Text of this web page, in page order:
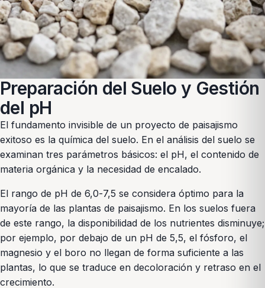
Preparación del Suelo y Gestión
del pH
El fundamento invisible de un proyecto de paisajismo
exitoso es la química del suelo. En el análisis del suelo se
examinan tres parámetros básicos: el pH, el contenido de
materia orgánica y la necesidad de encalado.
El rango de pH de 6,0-7,5 se considera óptimo para la
mayoría de las plantas de paisajismo. En los suelos fuera
de este rango, la disponibilidad de los nutrientes disminuye;
por ejemplo, por debajo de un pH de 5,5, el fósforo, el
magnesio y el boro no llegan de forma suficiente a las
plantas, lo que se traduce en decoloración y retraso en el
crecimiento.